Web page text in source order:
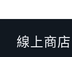
線上商店